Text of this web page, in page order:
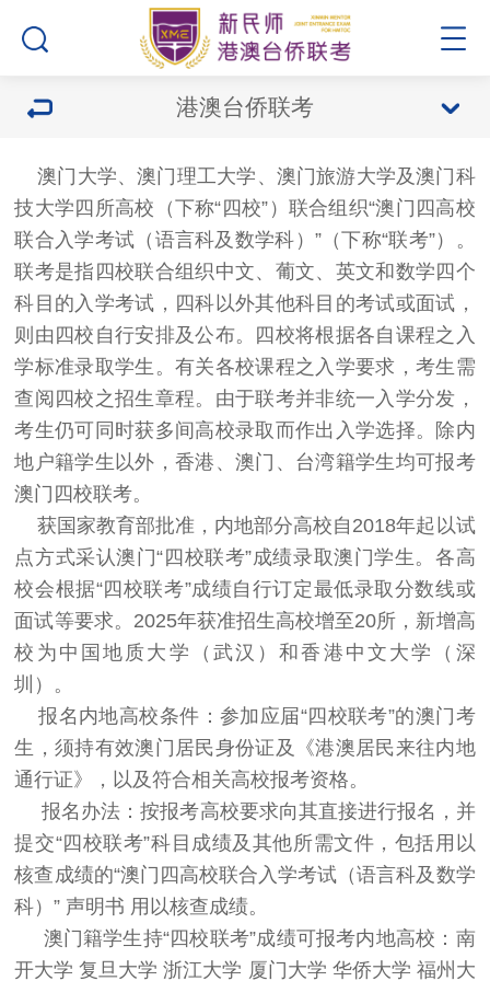
港澳台侨联考
澳门大学、澳门理工大学、澳门旅游大学及澳门科
技大学四所高校（下称“四校”）联合组织“澳门四高校
联合入学考试（语言科及数学科）”（下称“联考”）。
联考是指四校联合组织中文、葡文、英文和数学四个
科目的入学考试，四科以外其他科目的考试或面试，
则由四校自行安排及公布。四校将根据各自课程之入
学标准录取学生。有关各校课程之入学要求，考生需
查阅四校之招生章程。由于联考并非统一入学分发，
考生仍可同时获多间高校录取而作出入学选择。除内
地户籍学生以外，香港、澳门、台湾籍学生均可报考
澳门四校联考。
获国家教育部批准，内地部分高校自2018年起以试
点方式采认澳门“四校联考”成绩录取澳门学生。各高
校会根据“四校联考”成绩自行订定最低录取分数线或
面试等要求。2025年获准招生高校增至20所，新增高
校为中国地质大学（武汉）和香港中文大学（深
圳）。
报名内地高校条件：参加应届“四校联考”的澳门考
生，须持有效澳门居民身份证及《港澳居民来往内地
通行证》，以及符合相关高校报考资格。
报名办法：按报考高校要求向其直接进行报名，并
提交“四校联考”科目成绩及其他所需文件，包括用以
核查成绩的“澳门四高校联合入学考试（语言科及数学
科）” 声明书 用以核查成绩。
澳门籍学生持“四校联考”成绩可报考内地高校：南
开大学 复旦大学 浙江大学 厦门大学 华侨大学 福州大